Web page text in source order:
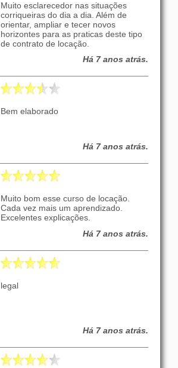
Muito esclarecedor nas situações
corriqueiras do dia a dia. Além de
orientar, ampliar e tecer novos
horizontes para as praticas deste tipo
de contrato de locação.
Há 7 anos atrás.
Bem elaborado
Há 7 anos atrás.
Muito bom esse curso de locação.
Cada vez mais um aprendizado.
Excelentes explicações.
Há 7 anos atrás.
legal
Há 7 anos atrás.